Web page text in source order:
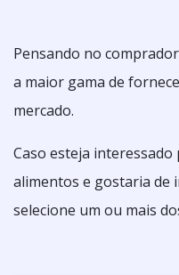
Pensando no
a maior gama de
mercado.
Caso esteja
alimentos e gostaria de
selecione um ou mais